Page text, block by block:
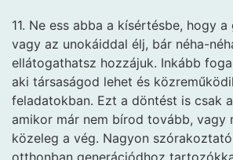
11. Ne ess abba a kísértésbe, hogy
vagy az unokáiddal élj, bár néha-
ellátogathatsz hozzájuk. Inkább
aki társaságod lehet és
feladatokban. Ezt a döntést is csak
amikor már nem bírod tovább, vagy
közeleg a vég. Nagyon